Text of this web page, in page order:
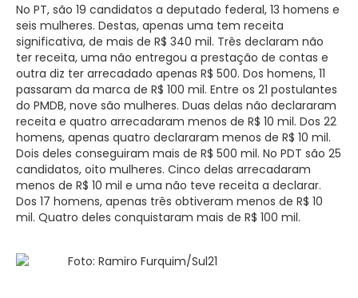
No PT, são 19 candidatos a deputado federal, 13 homens e
seis mulheres. Destas, apenas uma tem receita
significativa, de mais de R$ 340 mil. Três declaram não
ter receita, uma não entregou a prestação de contas e
outra diz ter arrecadado apenas R$ 500. Dos homens, 11
passaram da marca de R$ 100 mil. Entre os 21 postulantes
do PMDB, nove são mulheres. Duas delas não declararam
receita e quatro arrecadaram menos de R$ 10 mil. Dos 22
homens, apenas quatro declararam menos de R$ 10 mil.
Dois deles conseguiram mais de R$ 500 mil. No PDT são 25
candidatos, oito mulheres. Cinco delas arrecadaram
menos de R$ 10 mil e uma não teve receita a declarar.
Dos 17 homens, apenas três obtiveram menos de R$ 10
mil. Quatro deles conquistaram mais de R$ 100 mil.